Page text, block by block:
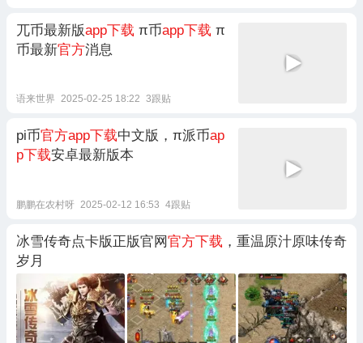
兀币最新版app下载 π币app下载 π
币最新官方消息
语来世界 2025-02-25 18:22 3跟贴
pi币官方app下载中文版，π派币ap
p下载安卓最新版本
鹏鹏在农村呀 2025-02-12 16:53 4跟贴
冰雪传奇点卡版正版官网官方下载 ，重温原汁原味传奇
岁月